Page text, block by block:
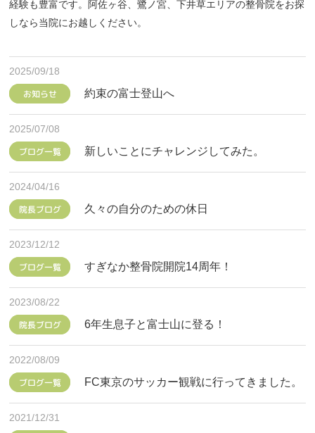
経験も豊富です。阿佐ヶ谷、鷺ノ宮、下井草エリアの整骨院をお探
しなら当院にお越しください。
2025/09/18
お知らせ 約束の富士登山へ
2025/07/08
ブログ一覧 新しいことにチャレンジしてみた。
2024/04/16
院長ブログ 久々の自分のための休日
2023/12/12
ブログ一覧 すぎなか整骨院開院14周年！
2023/08/22
院長ブログ 6年生息子と富士山に登る！
2022/08/09
ブログ一覧 FC東京のサッカー観戦に行ってきました。
2021/12/31